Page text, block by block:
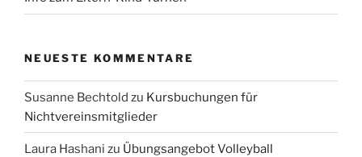
NEUESTE KOMMENTARE
Susanne Bechtold zu Kursbuchungen für
Nichtvereinsmitglieder
Laura Hashani zu Übungsangebot Volleyball